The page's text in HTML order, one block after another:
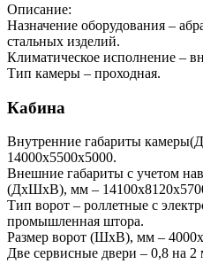
Описание:
Назначение оборудования –
стальных изделий.
Климатическое исполнение –
Тип камеры – проходная.
Кабина
Внутренние габариты
14000х5500х5000.
Внешние габариты с учетом
(ДхШхВ), мм –
Тип ворот – роллетные с
промышленная штора.
Размер ворот (ШхВ), мм –
Две сервисные двери – 0,8 на 2